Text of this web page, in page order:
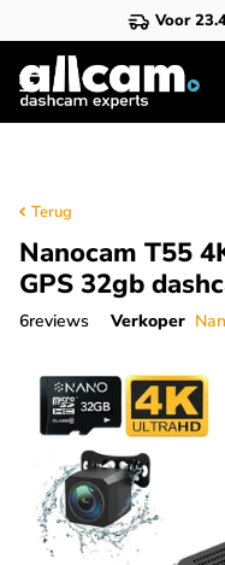
Voor
Terug
Nanocam T55
GPS 32gb
6reviews Verkoper